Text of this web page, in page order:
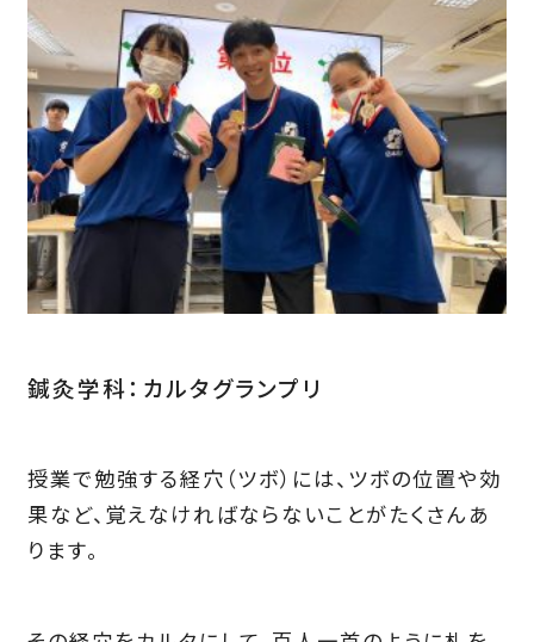
鍼灸学科：カルタグランプリ
授業で勉強する経穴（ツボ）には、ツボの位置や効
果など、覚えなければならないことがたくさんあ
ります。